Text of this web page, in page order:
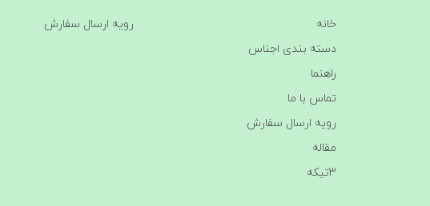
خانه
دسته بندی اجناس
راهنما
تماس با ما
رویه ارسال سفارش
مقاله
3تیکه
رویه ارسال سفارش